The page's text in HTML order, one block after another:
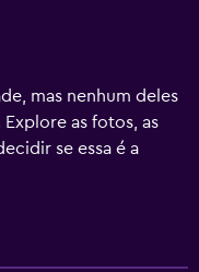
mas nenhum deles
as fotos, as
se essa é a